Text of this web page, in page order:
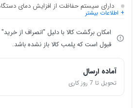
دارای سیستم حفاظت از افزایش دمای
+ اطلاعات بیشتر
امکان برگشت کالا با دلیل "انصراف از
قبول است که پلمب کالا باز نشده باشد.
آماده ارسال
تحویل تا 7 روز کاری